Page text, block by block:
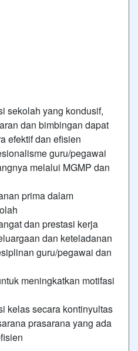
sekolah yang kondusif,
dan bimbingan dapat
efektif dan efisien
guru/pegawai
melalui MGMP dan
prima dalam
dan prestasi kerja
dan keteladanan
guru/pegawai dan
meningkatkan motifasi
kelas secara kontinyultas
prasarana yang ada